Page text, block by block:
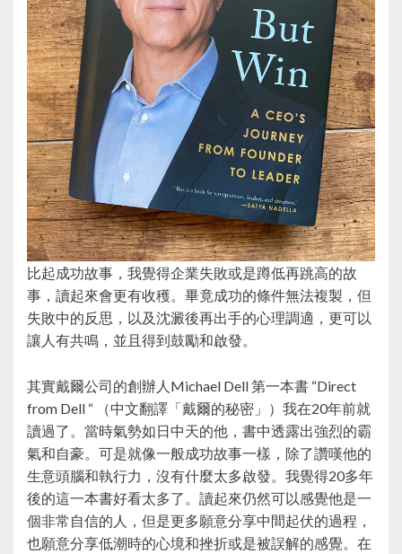
比起成功故事，我覺得企業失敗或是蹲低再跳高的故
事，讀起來會更有收穫。畢竟成功的條件無法複製，但
失敗中的反思，以及沈澱後再出手的心理調適，更可以
讓人有共鳴，並且得到鼓勵和啟發。
其實戴爾公司的創辦人Michael Dell 第一本書 “Direct
from Dell “ （中文翻譯「戴爾的秘密」）我在20年前就
讀過了。當時氣勢如日中天的他，書中透露出強烈的霸
氣和自豪。可是就像一般成功故事一樣，除了讚嘆他的
生意頭腦和執行力，沒有什麼太多啟發。我覺得20多年
後的這一本書好看太多了。讀起來仍然可以感覺他是一
個非常自信的人，但是更多願意分享中間起伏的過程，
也願意分享低潮時的心境和挫折或是被誤解的感覺。在